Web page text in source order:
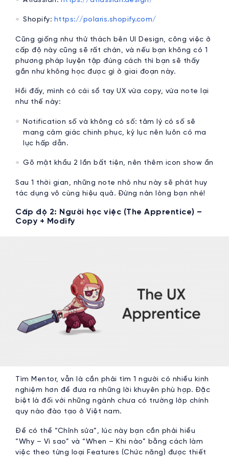
Shopify: https://polaris.shopify.com/
Cũng giống như thử thách bên UI Design, công việc ở
cấp độ này cũng sẽ rất chán, và nếu bạn không có 1
phương pháp luyện tập đúng cách thì bạn sẽ thấy
gần như không học được gì ở giai đoạn này.
Hồi đấy, mình có cái sổ tay UX vừa copy, vừa note lại
như thế này:
Notification số và không có số: tâm lý có số sẽ
mang cảm giác chinh phục, kỷ lục nên luôn có ma
lực hấp dẫn.
Gõ mật khẩu 2 lần bất tiện, nên thêm icon show ẩn
Sau 1 thời gian, những note nhỏ như này sẽ phát huy
tác dụng vô cùng hiệu quả. Đừng nản lòng bạn nhé!
Cấp độ 2: Người học việc (The Apprentice) –
Copy + Modify
Tìm Mentor, vẫn là cần phải tìm 1 người có nhiều kinh
nghiệm hơn để đưa ra những lời khuyên phù hợp. Đặc
biệt là đối với những ngành chưa có trường lớp chính
quy nào đào tạo ở Việt nam.
Để có thể “Chỉnh sửa”, lúc này bạn cần phải hiểu
“Why – Vì sao” và “When – Khi nào” bằng cách làm
việc theo từng loại Features (Chức năng) được thiết